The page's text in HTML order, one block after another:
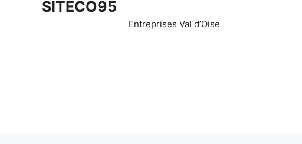
SITECO95
Entreprises Val d’Oise